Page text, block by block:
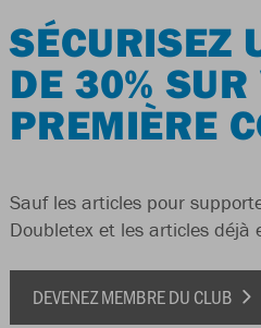
SÉCURISEZ
DE 30% SUR
PREMIÈRE
Sauf les articles pour
Doubletex et les articles déjà
DEVENEZ MEMBRE DU CLUB